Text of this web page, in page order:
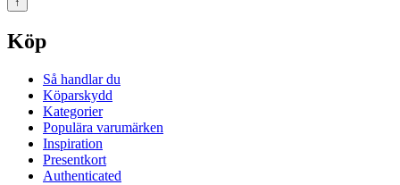
Köp
Så handlar du
Köparskydd
Kategorier
Populära varumärken
Inspiration
Presentkort
Authenticated